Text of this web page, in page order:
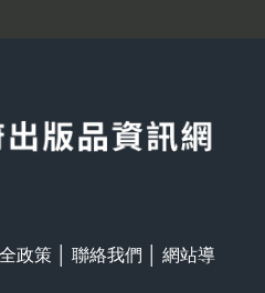
政策 聯絡我們
網站導